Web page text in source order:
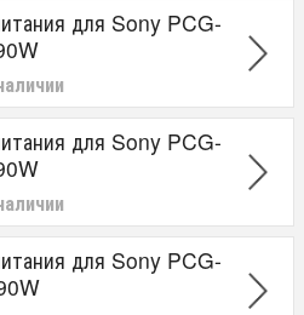
для Sony PCG-
для Sony PCG-
для Sony PCG-